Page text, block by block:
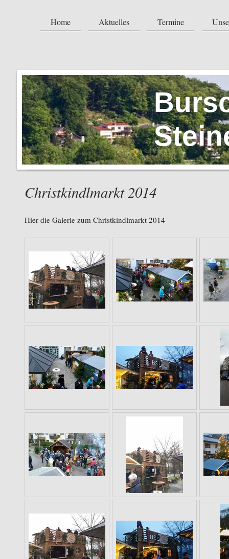
Home Aktuelles Termine
Christkindlmarkt 2014
Hier die Galerie zum Christkindlmarkt 2014